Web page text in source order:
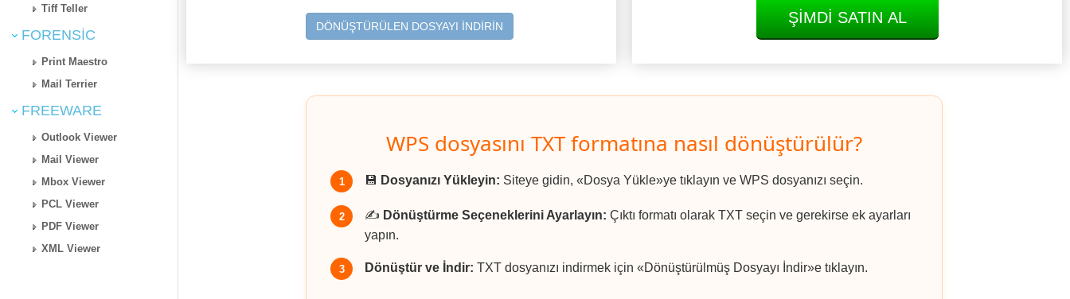
Tiff Teller
FORENSIC
Print Maestro
Mail Terrier
FREEWARE
Outlook Viewer
Mail Viewer
Mbox Viewer
PCL Viewer
PDF Viewer
XML Viewer
DÖNÜŞTÜRÜLEN DOSYAYI İNDİRİN ŞIMDI SATIN AL
WPS dosyasını TXT formatına nasıl dönüştürülür?
1 💾 Dosyanızı Yükleyin: Siteye gidin, «Dosya Yükle»ye tıklayın ve WPS dosyanızı seçin.
2 ✍️ Dönüştürme Seçeneklerini Ayarlayın: Çıktı formatı olarak TXT seçin ve gerekirse ek ayarları
yapın.
3 Dönüştür ve İndir: TXT dosyanızı indirmek için «Dönüştürülmüş Dosyayı İndir»e tıklayın.